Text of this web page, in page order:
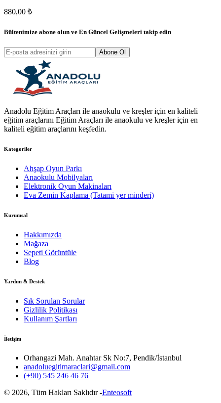
880,00 ₺
Bültenimize abone olun ve En Güncel Gelişmeleri takip edin
Abone Ol
Anadolu Eğitim Araçları ile anaokulu ve kreşler için en kaliteli
eğitim araçlarını Eğitim Araçları ile anaokulu ve kreşler için en
kaliteli eğitim araçlarını keşfedin.
Kategoriler
Ahşap Oyun Parkı
Anaokulu Mobilyaları
Elektronik Oyun Makinaları
Eva Zemin Kaplama (Tatami yer minderi)
Kurumsal
Hakkımızda
Mağaza
Sepeti Görüntüle
Blog
Yardım & Destek
Sık Sorulan Sorular
Gizlilik Politikası
Kullanım Şartları
İletişim
Orhangazi Mah. Anahtar Sk No:7, Pendik/İstanbul
anadoluegitimaraclari@gmail.com
(+90) 545 246 46 76
© 2026, Tüm Hakları Saklıdır -Enteosoft